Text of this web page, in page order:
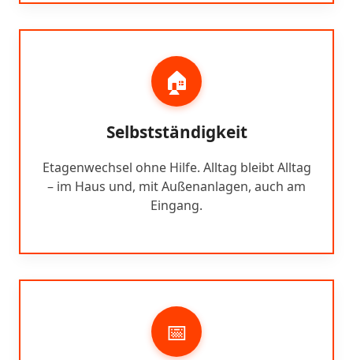
🏠
Selbstständigkeit
Etagenwechsel ohne Hilfe. Alltag bleibt Alltag
– im Haus und, mit Außenanlagen, auch am
Eingang.
📅